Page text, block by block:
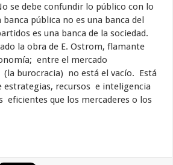
se debe confundir lo público con lo
pública no es una banca del
es una banca de la sociedad.
la obra de E. Ostrom, flamante
entre el mercado
(la burocracia) no está el vacío. Está
estrategias, recursos e inteligencia
eficientes que los mercaderes o los